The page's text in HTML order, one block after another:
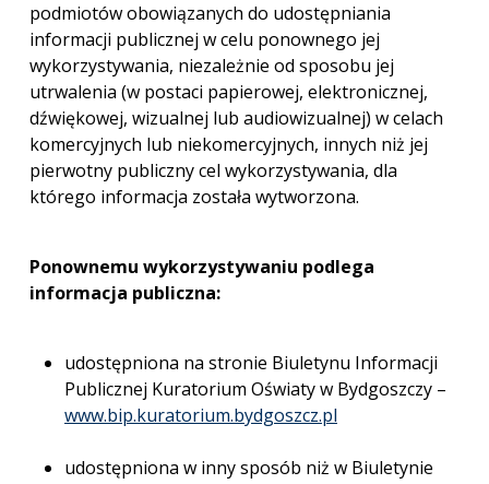
podmiotów obowiązanych do udostępniania
informacji publicznej w celu ponownego jej
wykorzystywania, niezależnie od sposobu jej
utrwalenia (w postaci papierowej, elektronicznej,
dźwiękowej, wizualnej lub audiowizualnej) w celach
komercyjnych lub niekomercyjnych, innych niż jej
pierwotny publiczny cel wykorzystywania, dla
którego informacja została wytworzona.
Ponownemu wykorzystywaniu podlega
informacja publiczna:
udostępniona na stronie Biuletynu Informacji
Publicznej Kuratorium Oświaty w Bydgoszczy –
www.bip.kuratorium.bydgoszcz.pl
udostępniona w inny sposób niż w Biuletynie